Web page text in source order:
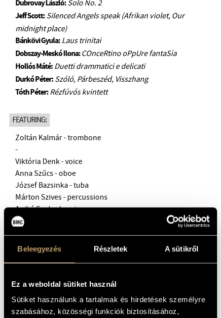
Beleegyezés Részletek A sütikről
Ez a weboldal sütiket használ
Sütiket használunk a tartalmak és hirdetések személyre
szabásához, közösségi funkciók biztosításához,
BMC HOUSE
OPUS JAZZ CLUB
BMC RECORDS
MUSIC INFORMATION CENTER
Dubrovay László:Solo No. 2
Jeff Scott:Silenced Angels speak (Afrikan violet, Our
midnight place)
Bánkövi Gyula:Laus trinitai
Dobszay-Meskó Ilona:COnceRtino oPpUre fantaSia
Hollós Máté:Duetti drammatici e delicati
Durkó Péter:Szóló, Párbeszéd, Visszhang
Tóth Péter:Rézfúvós kvintett
FEATURING:
Zoltán Kalmár - trombone
-
Viktória Denk - voice
Anna Szűcs - oboe
József Bazsinka - tuba
Márton Szives - percussions
Anikó Szokody - piano
György Klebniczki - piano
-
Hungarian Brass Quintet:
Bálint Keszthelyi - trumpet
Péter Lakatos - horn
József Bazsinka - tuba